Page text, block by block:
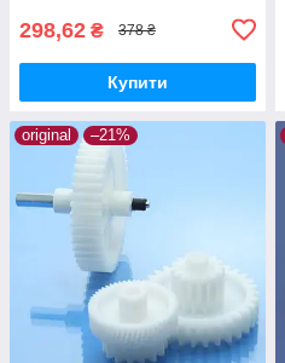
298,62 ₴ 378 ₴
Купити
original –21%